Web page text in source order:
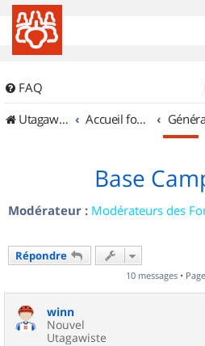
FAQ
UtagawaVTT (Randos VTT et VTTAE avec traces GPS)
Accueil forum
Base
Modérateur : Modérateurs des
Répondre
10 messages • Page
winn
Nouvel
Utagawiste